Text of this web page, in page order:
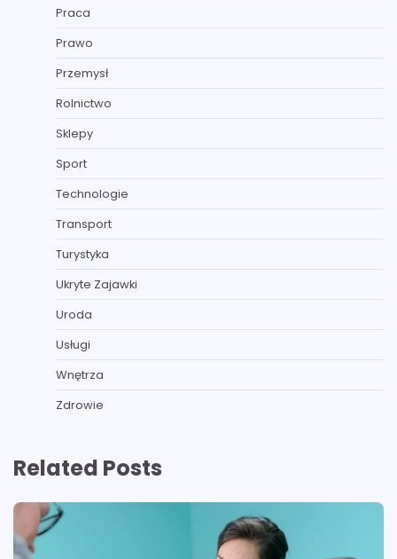
Praca
Prawo
Przemysł
Rolnictwo
Sklepy
Sport
Technologie
Transport
Turystyka
Ukryte Zajawki
Uroda
Usługi
Wnętrza
Zdrowie
Related Posts